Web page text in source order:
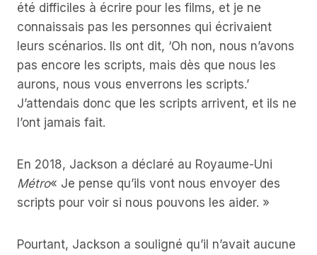
été difficiles à écrire pour les films, et je ne
connaissais pas les personnes qui écrivaient
leurs scénarios. Ils ont dit, ‘Oh non, nous n’avons
pas encore les scripts, mais dès que nous les
aurons, nous vous enverrons les scripts.’
J’attendais donc que les scripts arrivent, et ils ne
l’ont jamais fait.
En 2018, Jackson a déclaré au Royaume-Uni
Métro« Je pense qu’ils vont nous envoyer des
scripts pour voir si nous pouvons les aider. »
Pourtant, Jackson a souligné qu’il n’avait aucune